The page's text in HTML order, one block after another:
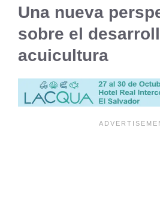
Una nueva
sobre el
acuicultura